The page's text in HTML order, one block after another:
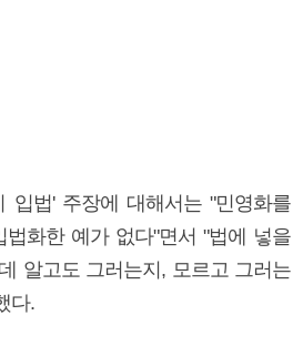
입법' 주장에 대해서는 "민영화를
화한 예가 없다"면서 "법에 넣을
알고도 그러는지, 모르고 그러는
다.